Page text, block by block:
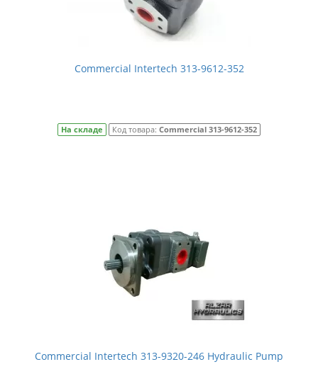
Commercial Intertech 313-9612-352
На складе Код товара: Commercial 313-9612-352
Commercial Intertech 313-9320-246 Hydraulic Pump